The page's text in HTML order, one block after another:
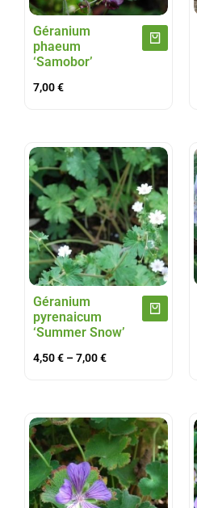
Géranium
phaeum
‘Samobor’
7,00€
Géranium
pyrenaicum
‘Summer Snow’
4,50€ –7,00€